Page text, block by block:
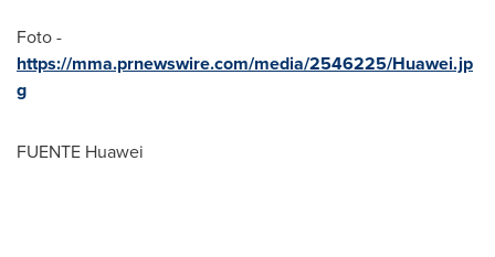
Foto -
https://mma.prnewswire.com/media/2546225/Huawei.jp
g
FUENTE Huawei